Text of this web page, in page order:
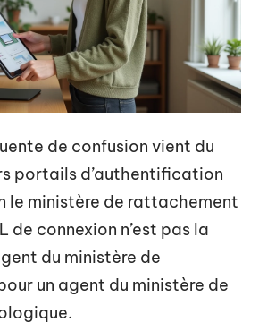
de confusion vient du
portails d’authentification
le ministère de rattachement
de connexion n’est pas la
du ministère de
un agent du ministère de